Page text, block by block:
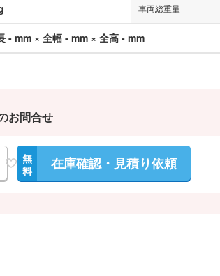
車両総重量
- mm × 全幅 - mm × 全高 - mm
お問合せ
無
料
在庫確認・見積り依頼